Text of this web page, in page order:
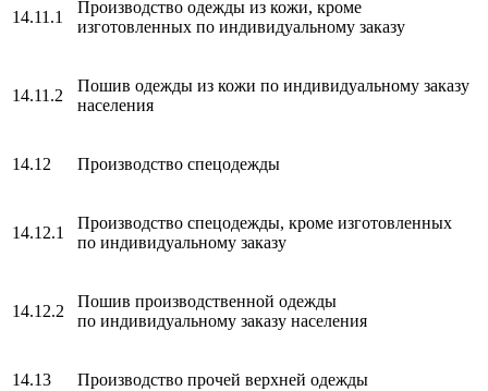
14.11.1
Производство одежды из кожи, кроме
изготовленных по индивидуальному заказу
14.11.2
Пошив одежды из кожи по индивидуальному заказу
населения
14.12 Производство спецодежды
14.12.1
Производство спецодежды, кроме изготовленных
по индивидуальному заказу
14.12.2
Пошив производственной одежды
по индивидуальному заказу населения
14.13 Производство прочей верхней одежды